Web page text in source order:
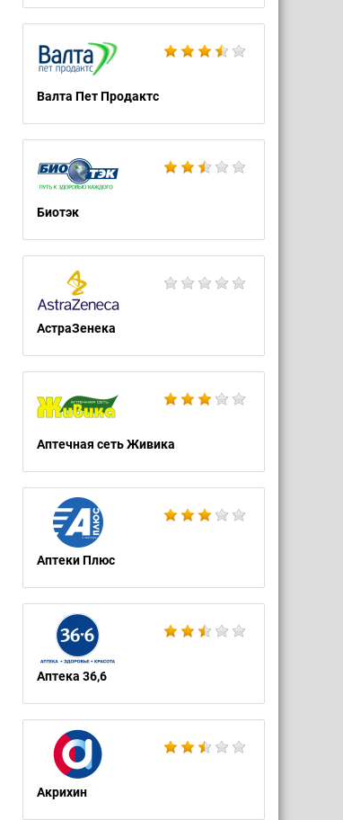
Валта Пет Продактс
Биотэк
АстраЗенека
Аптечная сеть Живика
Аптеки Плюс
Аптека 36,6
Акрихин